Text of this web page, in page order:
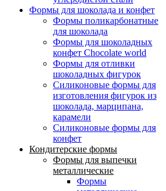
Формы для шоколада и конфет
Формы поликарбонатные
для шоколада
Формы для шоколадных
конфет Сhocolate world
Формы для отливки
шоколадных фигурок
Силиконовые формы для
изготовления фигурок из
шоколада, марципана,
карамели
Силиконовые формы для
конфет
Кондитерские формы
Формы для выпечки
металлические
Формы